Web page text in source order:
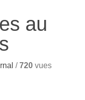
au
/720 vues